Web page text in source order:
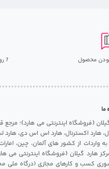
محصول 7 روز ضمانت بازگشت محصول
ما
هارد اکسترنال، هارد اس اس دی، هارد
واردات از کشور های آلمان، چین،
هارد گیلان {فروشگاه اینترنتی می
کسب و کارهای مجازی (درگاه ملی